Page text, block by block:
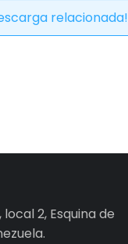
relacionada!
2, Esquina de